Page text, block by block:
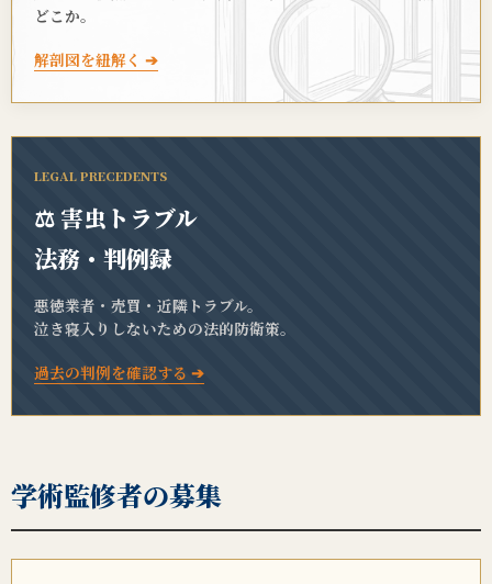
どこか。
解剖図を紐解く ➔
LEGAL PRECEDENTS
⚖️ 害虫トラブル
法務・判例録
悪徳業者・売買・近隣トラブル。
泣き寝入りしないための法的防衛策。
過去の判例を確認する ➔
学術監修者の募集